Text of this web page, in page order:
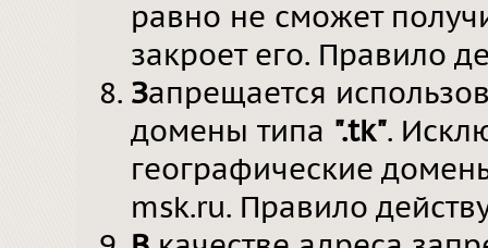
равно не сможет
закроет его. Правило
Запрещается
домены типа ".tk".
географические
msk.ru. Правило